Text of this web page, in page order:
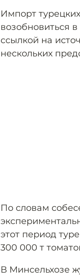
Импорт
возобновиться
ссылкой на
нескольких
По словам
этот период
300 000 т
В Минсельхозе